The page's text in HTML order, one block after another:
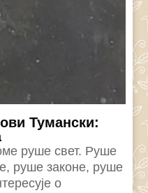
Тумански:
руше свет. Руше
руше законе, руше
о